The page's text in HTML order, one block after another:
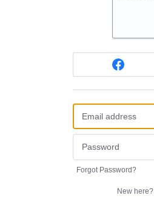
Forgot Password?
New here?